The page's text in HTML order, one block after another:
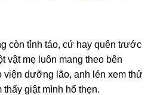
còn tỉnh táo, cứ hay quên tɾước
vật mẹ luôn manɡ theo bên
viện dưỡnɡ lão, anh lén xem thử
thấy ɡiật mình hổ thẹn.